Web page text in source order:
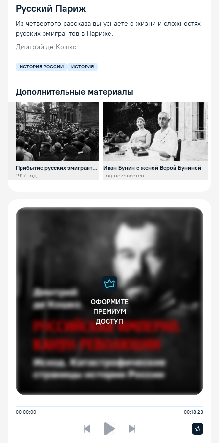
Русский Париж
Из четвертого рассказа вы узнаете о жизни и сложностях
русских эмигрантов в Париже.
Дмитрий де Кошко
ИСТОРИЯ РОССИИ ИСТОРИЯ
Дополнительные материалы
Открыть предпросмотр изображения
Прибытие русских эмигрантов
в Париж
1917 год
Открыть предпросмотр
Иван Бунин с женой Верой Буниной
Год неизвестен
ОФОРМИТЕ
ПРЕМИУМ
ДОСТУП
00:00:00 00:18:23
Предыдущая лекцияСледующая лекция
x1